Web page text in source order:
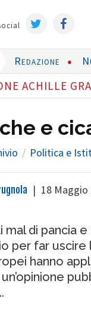
Redazione
ACHILLE
e
Politica e
| 18 Maggio
mal di pancia
per far uscire
hanno